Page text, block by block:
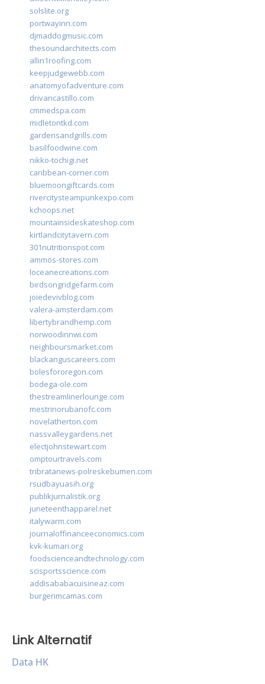
solslite.org
portwayinn.com
djmaddogmusic.com
thesoundarchitects.com
allin1roofing.com
keepjudgewebb.com
anatomyofadventure.com
drivancastillo.com
cmmedspa.com
midletontkd.com
gardensandgrills.com
basilfoodwine.com
nikko-tochigi.net
caribbean-corner.com
bluemoongiftcards.com
rivercitysteampunkexpo.com
kchoops.net
mountainsideskateshop.com
kirtlandcitytavern.com
301nutritionspot.com
ammos-stores.com
loceanecreations.com
birdsongridgefarm.com
joiedevivblog.com
valera-amsterdam.com
libertybrandhemp.com
norwoodinnwi.com
neighboursmarket.com
blackanguscareers.com
bolesfororegon.com
bodega-ole.com
thestreamlinerlounge.com
mestrinorubanofc.com
novelatherton.com
nassvalleygardens.net
electjohnstewart.com
omptourtravels.com
tribratanews-polreskebumen.com
rsudbayuasih.org
publikjurnalistik.org
juneteenthapparel.net
italywarm.com
journaloffinanceeconomics.com
kvk-kumari.org
foodscienceandtechnology.com
scisportsscience.com
addisababacuisineaz.com
burgerimcamas.com
Link Alternatif
Data HK